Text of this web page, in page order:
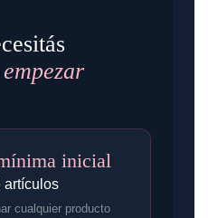
inicial
artículos
cualquier producto